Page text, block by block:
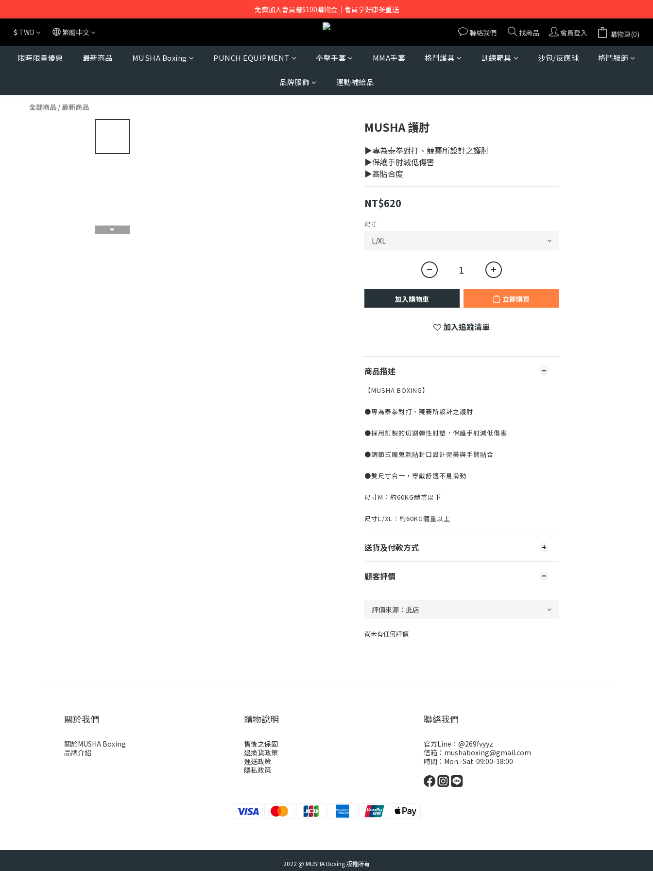
免費加入會員贈$100購物金｜會員享好康多重送
$ TWD 繁體中文 聯絡我們 找商品 會員登入 購物車(0)
限時限量優惠 最新商品 MUSHA Boxing PUNCH EQUIPMENT 拳擊手套 MMA手套 格鬥護具 訓練靶具 沙包/反應球 格鬥服飾
品牌服飾 運動補給品
全部商品 /最新商品
MUSHA 護肘
▶專為泰拳對打、競賽所設計之護肘
▶保護手肘減低傷害
▶高貼合度
NT$620
尺寸
加入購物車 立即購買
加入追蹤清單
商品描述
【MUSHA BOXING】
●專為泰拳對打、競賽所設計之護肘
●採用訂製的切割彈性肘墊，保護手肘減低傷害
●調節式魔鬼氈貼封口設計完美與手臂貼合
●雙尺寸合一，穿戴舒適不易滑動
尺寸M：約60KG體重以下
尺寸L/XL：約60KG體重以上
送貨及付款方式
顧客評價
尚未有任何評價
關於我們
關於MUSHA Boxing
品牌介紹
購物說明
售後之保固
退換貨政策
運送政策
隱私政策
聯絡我們
官方Line： @269fvyyz
信箱：mushaboxing@gmail.com
時間：Mon.-Sat. 09:00-18:00
2022 @ MUSHA Boxing 版權所有